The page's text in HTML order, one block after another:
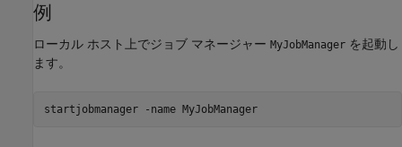
例
ローカル ホスト上でジョブ マネージャー MyJobManager を起動し
ます。
startjobmanager -name MyJobManager